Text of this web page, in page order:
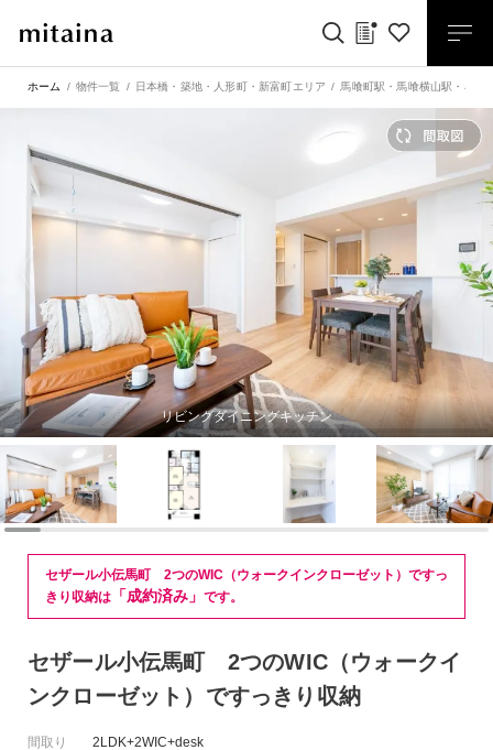
ホーム 物件一覧 日本橋・築地・人形町・新富町エリア 馬喰町駅 ・ 馬喰横山駅 ・ 小伝
リビングダイニングキッチン
セザール小伝馬町 2つのWIC（ウォークインクローゼット）ですっ
きり収納は 「成約済み」 です。
セザール小伝馬町 2つのWIC（ウォークイ
ンクローゼット）ですっきり収納
間取り
2LDK+2WIC+desk